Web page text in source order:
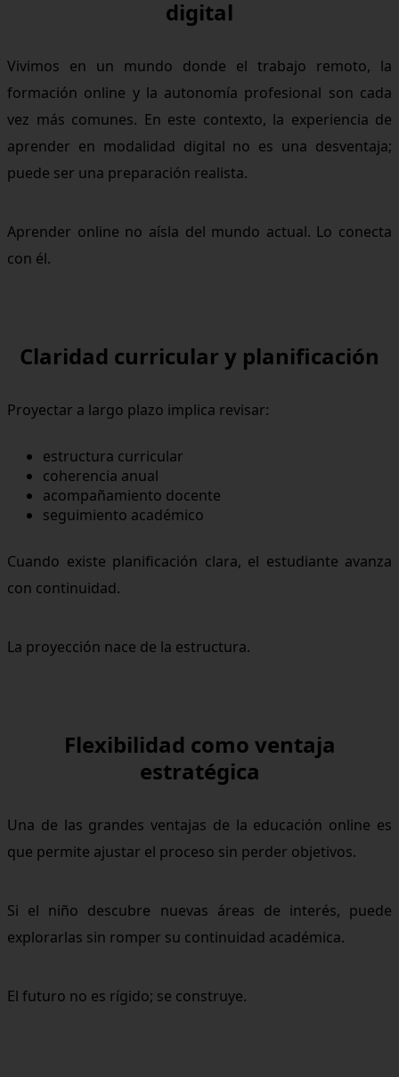
digital
Vivimos en un mundo donde el trabajo remoto, la
formación online y la autonomía profesional son cada
vez más comunes. En este contexto, la experiencia de
aprender en modalidad digital no es una desventaja;
puede ser una preparación realista.
Aprender online no aísla del mundo actual. Lo conecta
con él.
Claridad curricular y planificación
Proyectar a largo plazo implica revisar:
estructura curricular
coherencia anual
acompañamiento docente
seguimiento académico
Cuando existe planificación clara, el estudiante avanza
con continuidad.
La proyección nace de la estructura.
Flexibilidad como ventaja
estratégica
Una de las grandes ventajas de la educación online es
que permite ajustar el proceso sin perder objetivos.
Si el niño descubre nuevas áreas de interés, puede
explorarlas sin romper su continuidad académica.
El futuro no es rígido; se construye.